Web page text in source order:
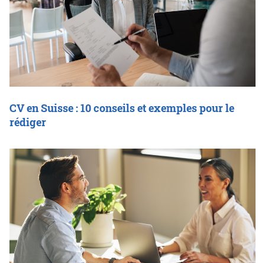
CV en Suisse : 10 conseils et exemples pour le
rédiger